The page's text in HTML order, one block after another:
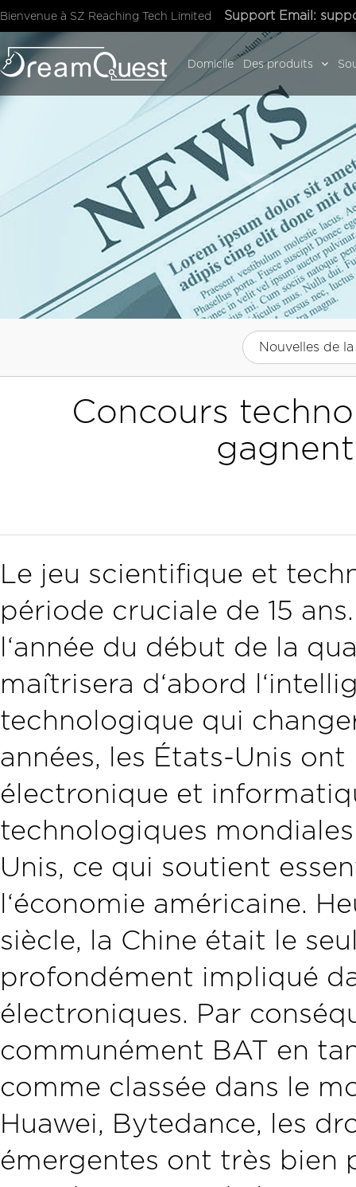
Bienvenue à SZ Reaching Tech Limited Support Email:
Domicile Des produits
Nouvelles de
Concours
Le jeu scientifique et
période cruciale de 15
l‘année du début de la
maîtrisera d‘abord
technologique qui
années, les États-Unis
électronique et
technologiques
Unis, ce qui soutient
l‘économie américaine.
siècle, la Chine était le
profondément impliqué
électroniques. Par
communément BAT en
comme classée dans le
Huawei, Bytedance, les
émergentes ont très bien